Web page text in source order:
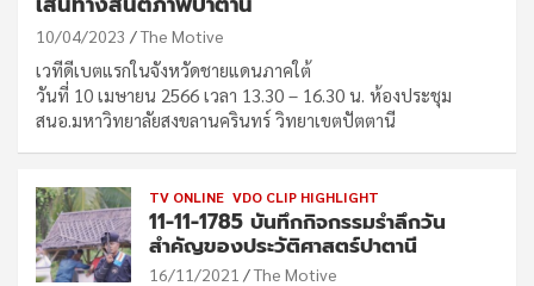
10/04/2023 The Motive
เวทีดีเบตแรกในจังหวัดชายแดนภาคใต้
วันที่ 10 เมษายน 2566 เวลา 13.30 – 16.30 น. ห้องประชุม
สนอ.มหาวิทยาลัยสงขลานครินทร์ วิทยาเขตปัตตานี
TV ONLINE VDO CLIP HIGHLIGHT
11-11-1785 บันทึกกิจกรรมรำลึกวัน
สำคัญของประวัติศาสตร์ปาตานี
16/11/2021 The Motive